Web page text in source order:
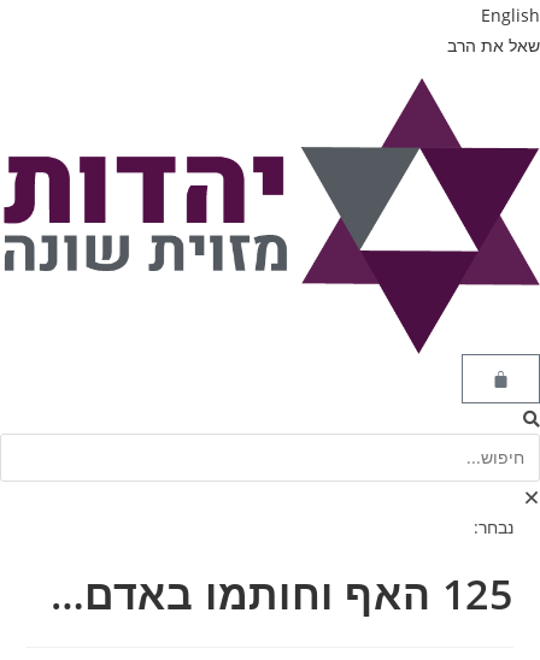
English
שאל את הרב
נבחר:
125 האף וחותמו באדם…